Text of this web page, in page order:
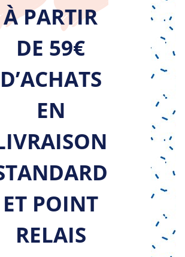
À PARTIR
DE 59€
D’ACHATS
EN
ET POINT
RELAIS